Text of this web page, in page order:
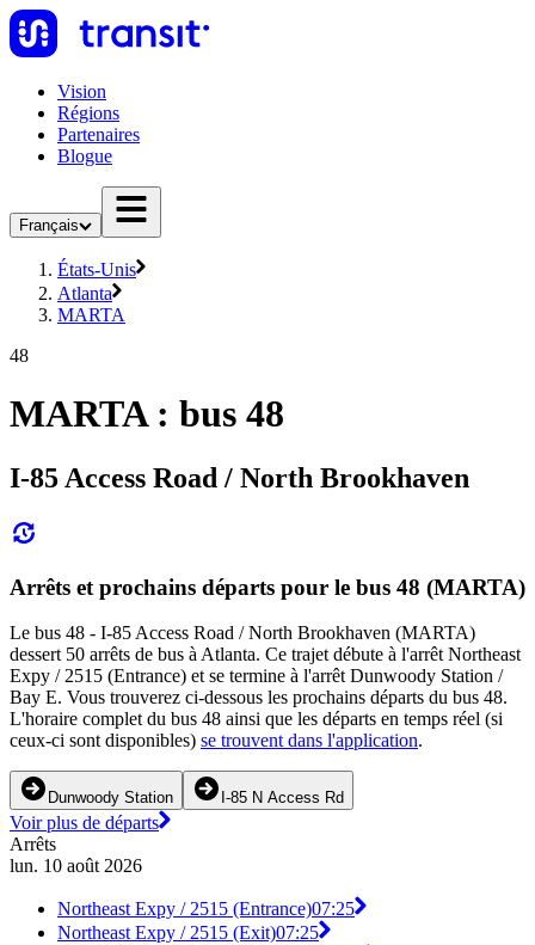
Vision
Régions
Partenaires
Blogue
Français
États-Unis
Atlanta
MARTA
48
MARTA : bus 48
I-85 Access Road / North Brookhaven
Arrêts et prochains départs pour le bus 48 (MARTA)
Le bus 48 - I-85 Access Road / North Brookhaven (MARTA)
dessert 50 arrêts de bus à Atlanta. Ce trajet débute à l'arrêt Northeast
Expy / 2515 (Entrance) et se termine à l'arrêt Dunwoody Station /
Bay E. Vous trouverez ci-dessous les prochains départs du bus 48.
L'horaire complet du bus 48 ainsi que les départs en temps réel (si
ceux-ci sont disponibles) se trouvent dans l'application.
Dunwoody Station I-85 N Access Rd
Voir plus de départs
Arrêts
lun. 10 août 2026
Northeast Expy / 2515 (Entrance)07:25
Northeast Expy / 2515 (Exit)07:25